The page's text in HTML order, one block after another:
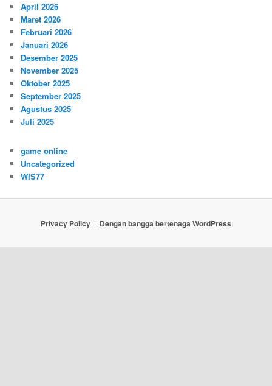
April 2026
Maret 2026
Februari 2026
Januari 2026
Desember 2025
November 2025
Oktober 2025
September 2025
Agustus 2025
Juli 2025
game online
Uncategorized
WIS77
Privacy Policy Dengan bangga bertenaga WordPress